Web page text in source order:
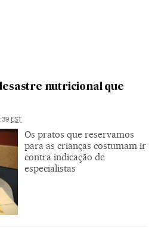
nutricional que
EST
Os pratos que reservamos
para as crianças costumam ir
contra indicação de
especialistas